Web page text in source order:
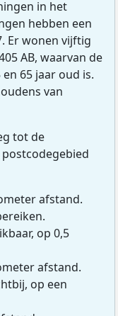
in het
hebben een
Er wonen vijftig
AB, waarvan de
65 jaar oud is.
van
tot de
afstand.
op 0,5
afstand.
op een